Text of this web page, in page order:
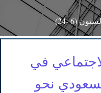
(6 -24)
في
نحو